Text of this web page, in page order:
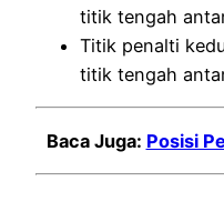
titik tengah
Titik penalti
titik tengah
Baca Juga: Posisi